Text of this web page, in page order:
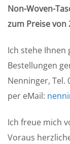
Non-Woven-
zum Preise von
Ich stehe Ihnen
Bestellungen
Nenninger, Tel.
per eMail:
Ich freue mich
Voraus